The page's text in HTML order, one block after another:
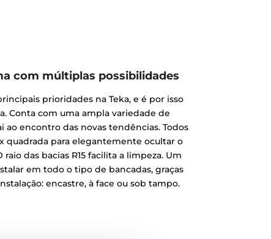
com múltiplas possibilidades
prioridades na Teka, e é por isso
Conta com uma ampla variedade de
ao encontro das novas tendências. Todos
quadrada para elegantemente ocultar o
das bacias R15 facilita a limpeza. Um
em todo o tipo de bancadas, graças
encastre, à face ou sob tampo.